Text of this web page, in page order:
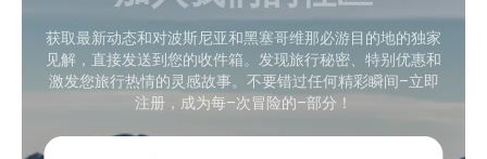
获取最新动态和对波斯尼亚和黑塞哥维那必游目的地的独家
见解，直接发送到您的收件箱。发现旅行秘密、特别优惠和
激发您旅行热情的灵感故事。不要错过任何精彩瞬间–立即
注册，成为每–次冒险的–部分！